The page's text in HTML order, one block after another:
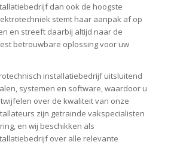
dan ook de hoogste
stemt haar aanpak af op
en streeft daarbij altijd naar de
betrouwbare oplossing voor uw
installatiebedrijf uitsluitend
systemen en software, waardoor u
over de kwaliteit van onze
zijn getrainde vakspecialisten
en wij beschikken als
over alle relevante